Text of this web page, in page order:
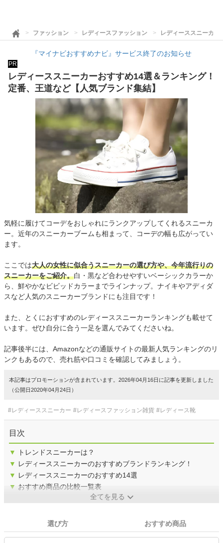
ファッション レディースファッション レディーススニーカ
『マイナビおすすめナビ』サービス終了のお知らせ
PR
レディーススニーカーおすすめ14選＆ランキング！
定番、王道など【人気ブランド集結】
気軽に履けてコーデをおしゃれにランクアップしてくれるスニーカ
ー。近年のスニーカーブームも相まって、コーデの幅も広がってい
ます。
ここでは大人の女性に似合うスニーカーの選び方や、今年流行りの
スニーカーをご紹介。白・黒など合わせやすいベーシックカラーか
ら、鮮やかなビビッドカラーまでラインナップ。ナイキやアディダ
スなど人気のスニーカーブランドにも注目です！
また、とくにおすすめのレディーススニーカーランキングも載せて
います。ぜひ自分に合う一足を選んでみてくださいね。
記事後半には、Amazonなどの通販サイトの最新人気ランキングのリ
ンクもあるので、売れ筋や口コミを確認してみましょう。
本記事はプロモーションが含まれています。2026年04月16日に記事を更新しました
（公開日2020年04月24日）
#レディーススニーカー #レディースファッション雑貨 #レディース靴
目次
▼
トレンドスニーカーは？
▼ レディーススニーカーのおすすめブランドランキング！
▼ レディーススニーカーのおすすめ14選
▼ おすすめ商品の比較一覧表
全てを見る
選び方 おすすめ商品